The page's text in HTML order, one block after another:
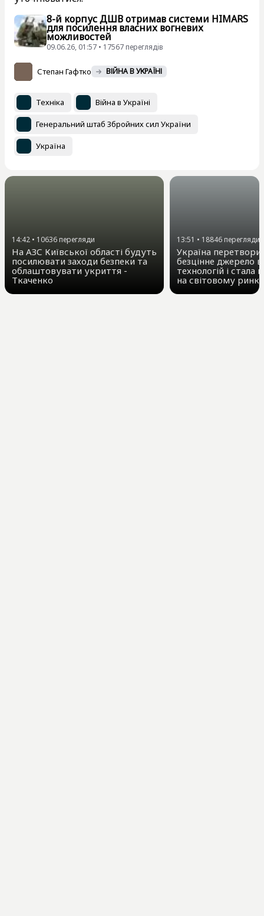
8-й корпус ДШВ отримав системи HIMARS
для посилення власних вогневих
можливостей
09.06.26, 01:57 • 17567 переглядiв
Степан Гафтко ВІЙНА В УКРАЇНІ
Техніка Війна в Україні
Генеральний штаб Збройних сил України
Україна
14:42 • 10636 перегляди
На АЗС Київської області будуть
посилювати заходи безпеки та
облаштовувати укриття -
Ткаченко
13:51 • 18846 перегляди
Україна
безцінне джерело
технологій і
на світовому